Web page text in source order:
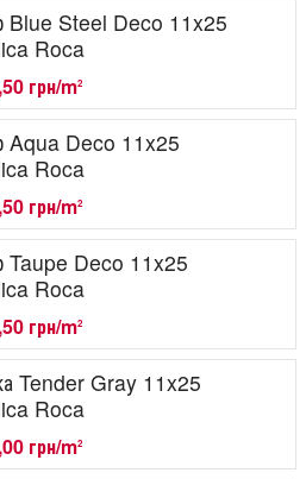
Blue Steel Deco 11x25
Roca
грн/m2
Aqua Deco 11x25
Roca
грн/m2
Taupe Deco 11x25
Roca
грн/m2
Tender Gray 11x25
Roca
грн/m2